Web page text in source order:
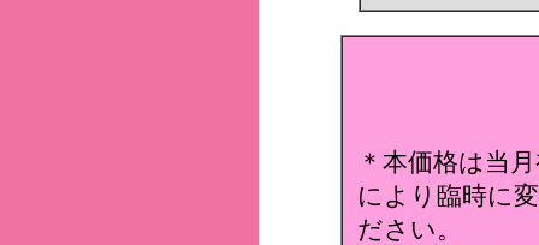
＊本価格は当
により臨時に
ださい。